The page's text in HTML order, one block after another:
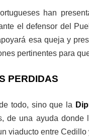
han
el defensor del
esa queja y
pertinentes para
PERDIDAS
todo, sino que la
de una ayuda donde
viaducto entre Cedillo